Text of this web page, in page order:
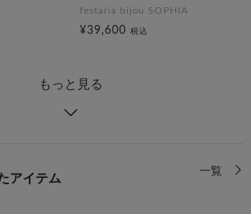
festaria bijou SOPHIA
¥39,600 税込
もっと見る
アイテム
一覧